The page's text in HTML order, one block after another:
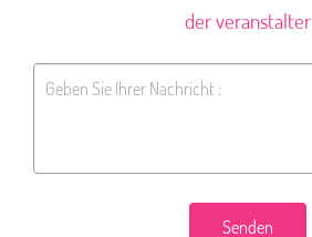
der veranstalter
Senden